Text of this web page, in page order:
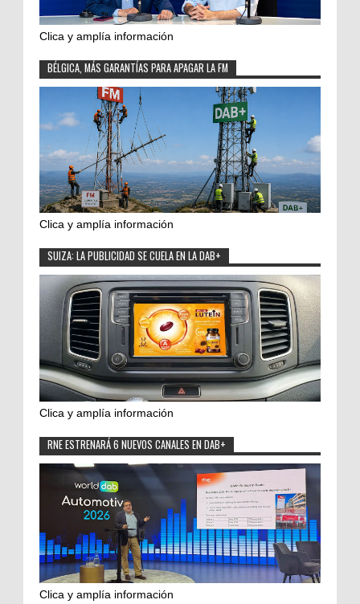
Clica y amplía información
BÉLGICA, MÁS GARANTÍAS PARA APAGAR LA FM
Clica y amplía información
SUIZA: LA PUBLICIDAD SE CUELA EN LA DAB+
Clica y amplía información
RNE ESTRENARÁ 6 NUEVOS CANALES EN DAB+
Clica y amplía información